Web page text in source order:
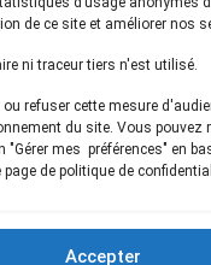
de ce site et améliorer nos
ni traceur tiers n'est utilisé.
refuser cette mesure
du site. Vous pouvez
mes préférences" en
de politique de
Accepter
Informations légales
Plan du site
à notre